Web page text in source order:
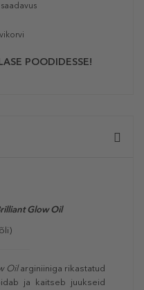
POODIDESSE!
Glow Oil
Oilarginiiniga rikastatud
ja kaitseb juukseid